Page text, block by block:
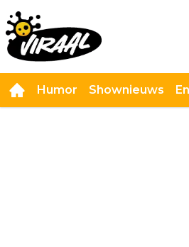
Humor Shownieuws